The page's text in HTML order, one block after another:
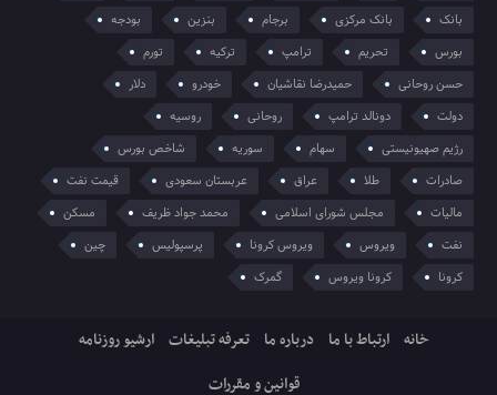
بانک
بانک مرکزی برجام بنزین
بودجه
بورس
تحریم ترامپ ترکیه
تورم
حسن روحانی
حمیدرضا نقاشیان خودرو
دلار
دولت
دونالد ترامپ روحانی
روسیه
رژیم صهیونیستی
سهام سوریه
شاخص بورس
صادرات
طلا عراق عربستان سعودی
قیمت نفت
مالیات
مجلس شورای اسلامی محمد جواد ظریف
مسکن
نفت
ویروس ویروس کرونا پرسپولیس
چین
کرونا
کرونا ویروس گمرک
خانه ارتباط با ما درباره ما تعرفه تبلیغات ارشیو روزنامه
قوانین و مقررات